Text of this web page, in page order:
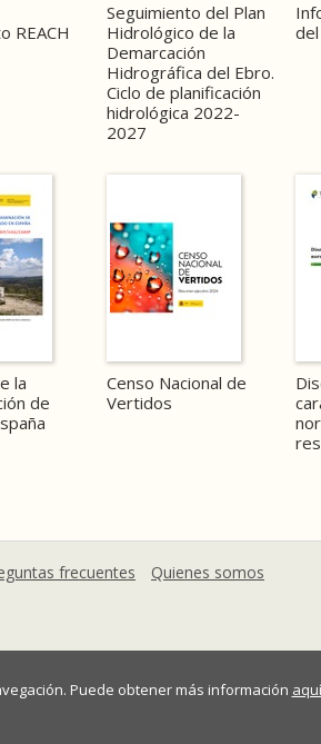
REACH
Seguimiento del Plan
Hidrológico de la
Demarcación
Hidrográfica del Ebro.
Ciclo de planificación
hidrológica 2022-
2027
la
de
Censo Nacional de
Vertidos
frecuentes Quienes somos
Puede obtener más información aquí